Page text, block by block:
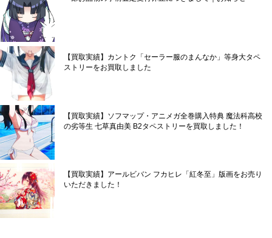
【買取実績】カントク「セーラー服のまんなか」等身大タペ
ストリーをお買取しました
【買取実績】ソフマップ・アニメガ全巻購入特典 魔法科高校
の劣等生 七草真由美 B2タペストリーを買取しました！
【買取実績】アールビバン フカヒレ「紅冬至」版画をお売り
いただきました！